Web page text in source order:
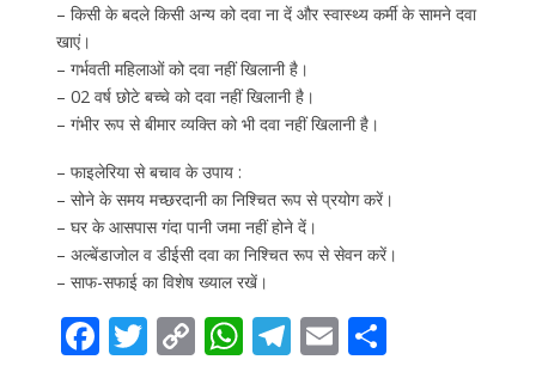
– किसी के बदले किसी अन्य को दवा ना दें और स्वास्थ्य कर्मी के सामने दवा
खाएं।
– गर्भवती महिलाओं को दवा नहीं खिलानी है।
– 02 वर्ष छोटे बच्चे को दवा नहीं खिलानी है।
– गंभीर रूप से बीमार व्यक्ति को भी दवा नहीं खिलानी है।
– फाइलेरिया से बचाव के उपाय :
– सोने के समय मच्छरदानी का निश्चित रूप से प्रयोग करें।
– घर के आसपास गंदा पानी जमा नहीं होने दें।
– अल्बेंडाजोल व डीईसी दवा का निश्चित रूप से सेवन करें।
– साफ-सफाई का विशेष ख्याल रखें।
F T C W T E S